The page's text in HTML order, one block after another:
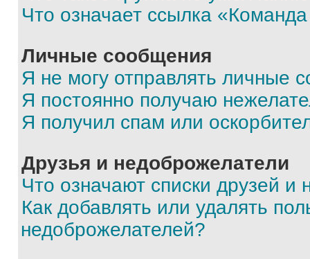
Что означает ссылка
Личные сообщения
Я не могу отправлять личные
Я постоянно получаю
Я получил спам или
Друзья и недоброжелатели
Что означают списки друзей и
Как добавлять или удалять
недоброжелателей?